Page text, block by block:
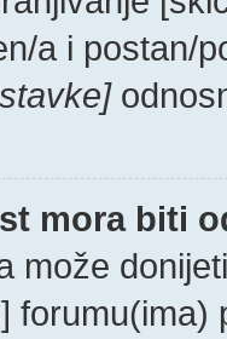
a i postan/
mora biti
može